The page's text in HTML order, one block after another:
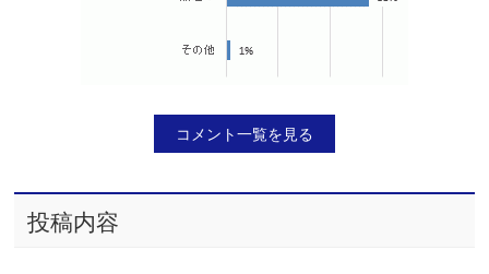
コメント一覧を見る
投稿内容